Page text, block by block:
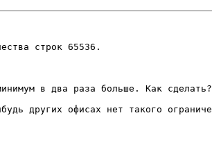
строк 65536.
в два раза больше. Как сделать?
других офисах нет такого